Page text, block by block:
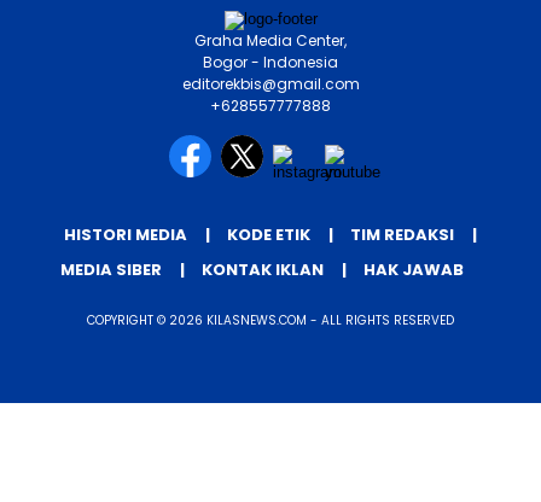
Graha Media Center,
Bogor - Indonesia
editorekbis@gmail.com
+628557777888
HISTORI MEDIA KODE ETIK
TIM REDAKSI
MEDIA SIBER
KONTAK IKLAN HAK JAWAB
COPYRIGHT © 2026 KILASNEWS.COM - ALL RIGHTS RESERVED